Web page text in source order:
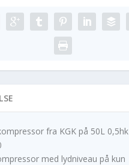
fra KGK på 50L 0,5hk
med lydniveau på kun